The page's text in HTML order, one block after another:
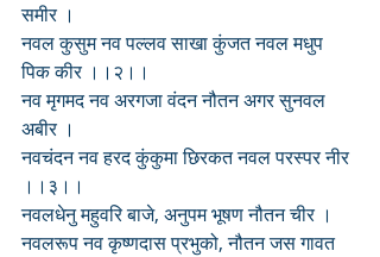
समीर ।
नवल कुसुम नव पल्लव साखा कुंजत नवल मधुप
पिक कीर ।।२।।
नव मृगमद नव अरगजा वंदन नौतन अगर सुनवल
अबीर ।
नवचंदन नव हरद कुंकुमा छिरकत नवल परस्पर नीर
।।३।।
नवलधेनु महुवरि बाजे, अनुपम भूषण नौतन चीर ।
नवलरूप नव कृष्णदास प्रभुको, नौतन जस गावत